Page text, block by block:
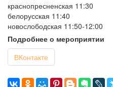
краснопресненская 11:30
белорусская 11:40
новослободская 11:50-12:00
Подробнее о мероприятии
ВКонтакте